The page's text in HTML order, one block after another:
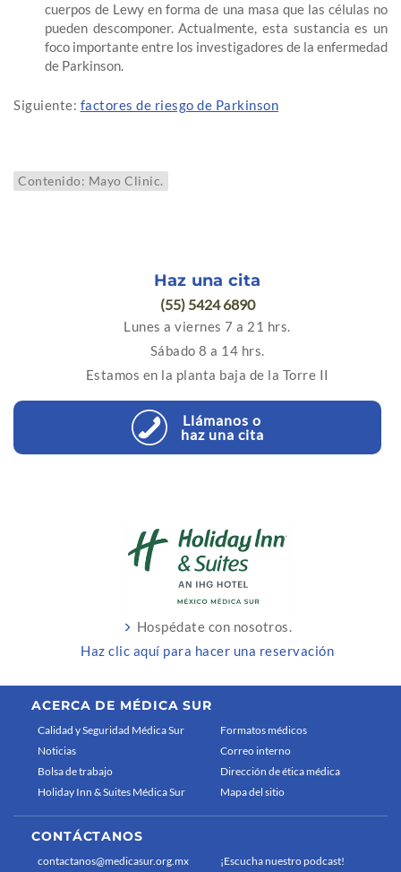
cuerpos de Lewy en forma de una masa que las células no
pueden descomponer. Actualmente, esta sustancia es un
foco importante entre los investigadores de la enfermedad
de Parkinson.
Siguiente: factores de riesgo de Parkinson
Contenido: Mayo Clinic.
Haz una cita
(55) 5424 6890
Lunes a viernes 7 a 21 hrs.
Sábado 8 a 14 hrs.
Estamos en la planta baja de la Torre II
Llámanos o
haz una cita
Hospédate con nosotros.
Haz clic aquí para hacer una reservación
ACERCA DE MÉDICA SUR
Calidad y Seguridad Médica Sur
Noticias
Bolsa de trabajo
Holiday Inn & Suites Médica Sur
Formatos médicos
Correo interno
Dirección de ética médica
Mapa del sitio
CONTÁCTANOS
contactanos@medicasur.org.mx ¡Escucha nuestro podcast!